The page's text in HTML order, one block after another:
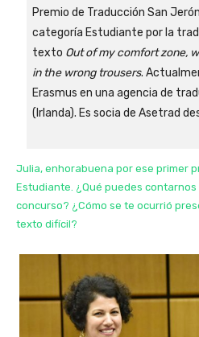
Premio de Traducción San
categoría Estudiante por la
texto Out of my comfort zone,
in the wrong trousers.
Erasmus en una agencia de
(Irlanda). Es socia de Asetrad
Julia, enhorabuena por ese primer
Estudiante. ¿Qué puedes
concurso? ¿Cómo se te ocurrió
texto difícil?